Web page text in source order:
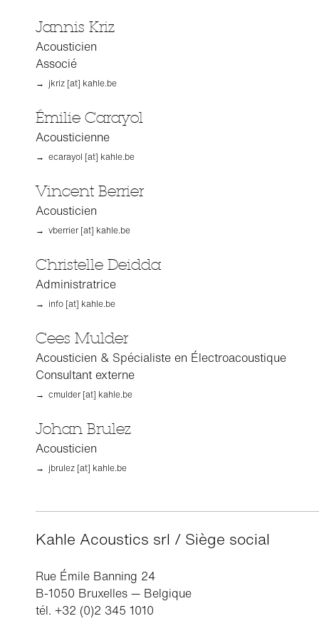
Jannis Kriz
Acousticien
Associé
→ jkriz [at] kahle.be
Émilie Carayol
Acousticienne
→ ecarayol [at] kahle.be
Vincent Berrier
Acousticien
→ vberrier [at] kahle.be
Christelle Deidda
Administratrice
→ info [at] kahle.be
Cees Mulder
Acousticien & Spécialiste en Électroacoustique
Consultant externe
→ cmulder [at] kahle.be
Johan Brulez
Acousticien
→ jbrulez [at] kahle.be
Kahle Acoustics srl / Siège social
Rue Émile Banning 24
B-1050 Bruxelles — Belgique
tél. +32 (0)2 345 1010